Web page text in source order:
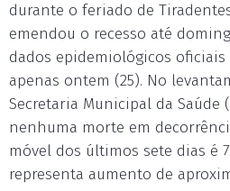
durante o feriado de
emendou o recesso até
dados epidemiológicos
apenas ontem (25). No
Secretaria Municipal da Saúde
nenhuma morte em
móvel dos últimos sete dias é
representa aumento de